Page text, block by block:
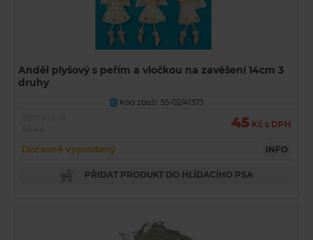
Anděl plyšový s peřím a vločkou na zavěšení 14cm 3
druhy
U
Kód zboží: 55-02/41373
45 Kč s DPH
Dočasně vyprodaný INFO
PŘIDAT PRODUKT DO HLÍDACÍHO PSA